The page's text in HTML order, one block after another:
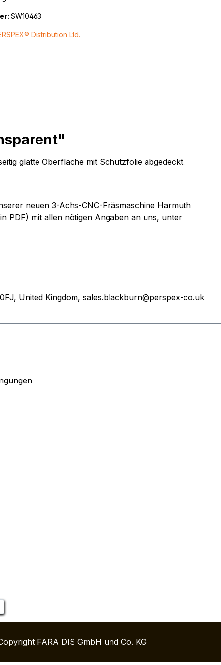
SW10463
Distribution Ltd.
glatte Oberfläche mit Schutzfolie abgedeckt.
neuen 3-Achs-CNC-Fräsmaschine Harmuth
PDF) mit allen nötigen Angaben an uns, unter
United Kingdom, sales.blackburn@perspex-co.uk
FARA DIS GmbH und Co. KG